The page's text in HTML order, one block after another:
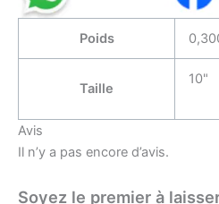
Poids
Taille
10"
Avis
Il n’y a pas encore d’avis.
Soyez le premier à